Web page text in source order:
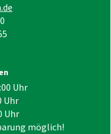
Uhr
Uhr
Uhr
möglich!